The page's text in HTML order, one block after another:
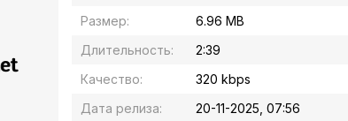
Размер:
6.96 MB
Длительность:
2:39
Качество:
320 kbps
Дата релиза:
20-11-2025, 07:56